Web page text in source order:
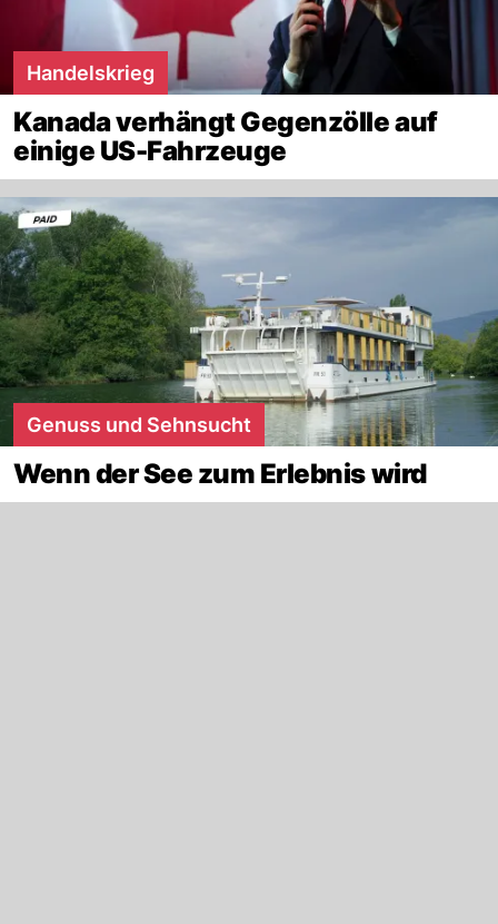
Handelskrieg
Kanada verhängt Gegenzölle auf
einige US-Fahrzeuge
Genuss und Sehnsucht
Wenn der See zum Erlebnis wird